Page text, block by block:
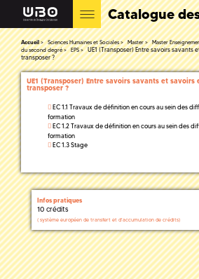
Catalogue
Accueil Sciences Humaines et Sociales Master
Master
du second degré
EPS
UE1 (Transposer) Entre savoirs savants
transposer ?
UE1 (Transposer) Entre savoirs savants et savoirs
transposer ?
EC 1.1 Travaux de définition en cours au sein des
formation
EC 1.2 Travaux de définition en cours au sein des
formation
EC 1.3 Stage
Infos pratiques
10 crédits
( système européen de transfert et d'accumulation de crédits)